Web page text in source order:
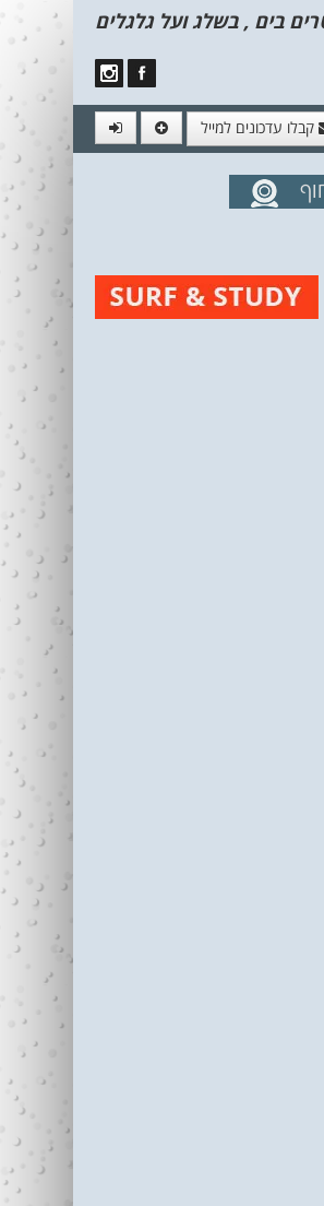
בים , בשלג ועל גלגלים
קבלו עדכונים למייל